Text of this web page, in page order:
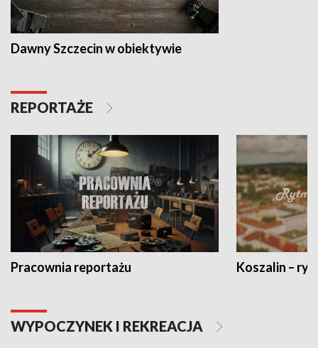
Dawny Szczecin w obiektywie
REPORTAŻE
Pracownia reportażu Koszalin –
WYPOCZYNEK I REKREACJA